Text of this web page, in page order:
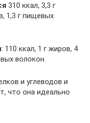
310 ккал, 3,3 г
1,3 г пищевых
: 110 ккал, 1 г жиров, 4
волокон.
и углеводов и
что она идеально